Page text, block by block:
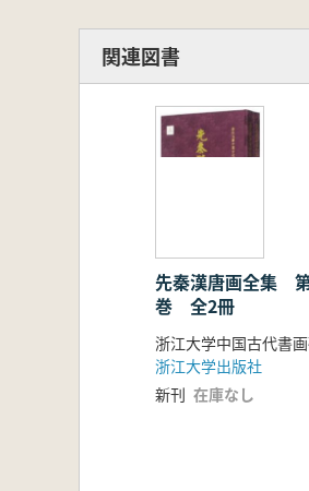
し、「図版
「概説」で
「作品解説
関連図書
先秦漢唐画全集
巻 全2冊
浙江大学出版社
新刊 在庫なし